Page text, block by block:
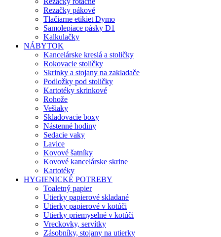
Rezačky pákové
Tlačiarne etikiet Dymo
Samolepiace pásky D1
Kalkulačky
NÁBYTOK
Kancelárske kreslá a stoličky
Rokovacie stoličky
Skrinky a stojany na zakladače
Podložky pod stoličky
Kartotéky skrinkové
Rohože
Vešiaky
Skladovacie boxy
Nástenné hodiny
Sedacie vaky
Lavice
Kovové šatníky
Kovové kancelárske skrine
Kartotéky
HYGIENICKÉ POTREBY
Toaletný papier
Utierky papierové skladané
Utierky papierové v kotúči
Utierky priemyselné v kotúči
Vreckovky, servítky
Zásobníky, stojany na utierky